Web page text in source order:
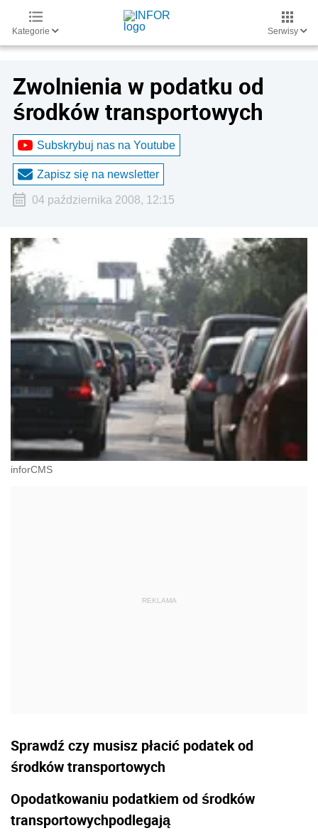
Kategorie Serwisy
Zwolnienia w podatku od
środków transportowych
Subskrybuj nas na Youtube
Zapisz się na newsletter
04 października 2008, 12:15
inforCMS
Sprawdź czy musisz płacić podatek od
środków transportowych
Opodatkowaniu podatkiem od środków
transportowychpodlegają